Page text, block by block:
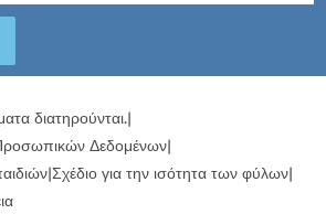
διατηρούνται.|
Δεδομένων|
|Σχέδιο για την ισότητα των φύλων|